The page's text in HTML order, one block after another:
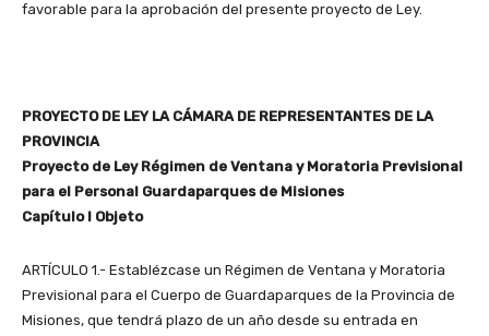
favorable para la aprobación del presente proyecto de Ley.
PROYECTO DE LEY LA CÁMARA DE REPRESENTANTES DE LA
PROVINCIA
Proyecto de Ley Régimen de Ventana y Moratoria Previsional
para el Personal Guardaparques de Misiones
Capítulo I Objeto
ARTÍCULO 1.- Establézcase un Régimen de Ventana y Moratoria
Previsional para el Cuerpo de Guardaparques de la Provincia de
Misiones, que tendrá plazo de un año desde su entrada en